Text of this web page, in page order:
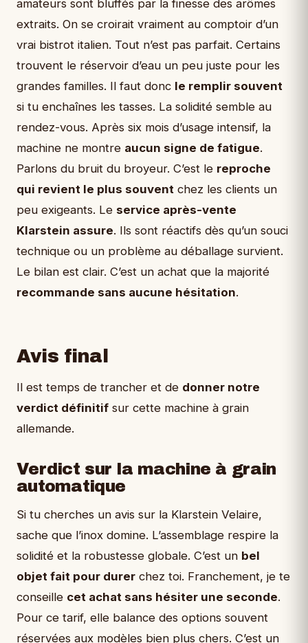
amateurs sont bluffés par la finesse des arômes
extraits. On se croirait vraiment au comptoir d’un
vrai bistrot italien. Tout n’est pas parfait. Certains
trouvent le réservoir d’eau un peu juste pour les
grandes familles. Il faut donc le remplir souvent
si tu enchaînes les tasses. La solidité semble au
rendez-vous. Après six mois d’usage intensif, la
machine ne montre aucun signe de fatigue.
Parlons du bruit du broyeur. C’est le reproche
qui revient le plus souvent chez les clients un
peu exigeants. Le service après-vente
Klarstein assure. Ils sont réactifs dès qu’un souci
technique ou un problème au déballage survient.
Le bilan est clair. C’est un achat que la majorité
recommande sans aucune hésitation.
Avis final
Il est temps de trancher et de donner notre
verdict définitif sur cette machine à grain
allemande.
Verdict sur la machine à grain
automatique
Si tu cherches un avis sur la Klarstein Velaire,
sache que l’inox domine. L’assemblage respire la
solidité et la robustesse globale. C’est un bel
objet fait pour durer chez toi. Franchement, je te
conseille cet achat sans hésiter une seconde.
Pour ce tarif, elle balance des options souvent
réservées aux modèles bien plus chers. C’est un